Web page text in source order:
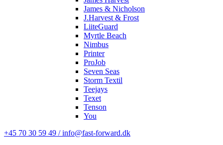
James & Nicholson
J.Harvest & Frost
LiiteGuard
Myrtle Beach
Nimbus
Printer
ProJob
Seven Seas
Storm Textil
Teejays
Texet
Tenson
You
+45 70 30 59 49 / info@fast-forward.dk